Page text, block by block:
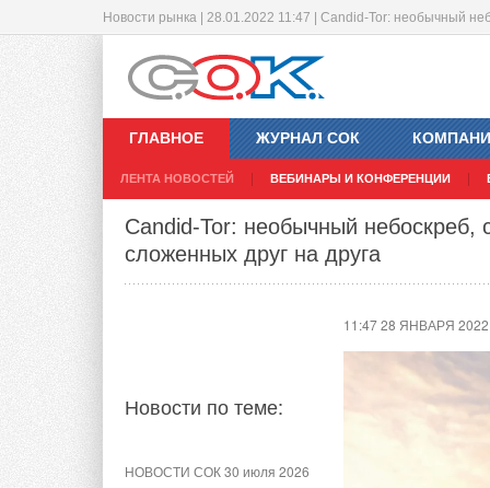
Новости рынка | 28.01.2022 11:47 | Candid-Tor: необычный
ГЛАВНОЕ
ЛЕНТА НОВОСТЕЙ ВЕБИНАРЫ И КОНФЕРЕНЦИИ
ЖУРНАЛ СОК
Candid-Tor: необычный небоскреб,
сложенных друг на друга
11:47 28 ЯНВАРЯ 2022
Новости по теме:
НОВОСТИ СОК 30 июля 2026
Определены приоритеты России в
11:45 28 ЯНВАРЯ 2022
Новости по теме:
НОВОСТИ СОК 23 июля 2026
Города начнут строить по